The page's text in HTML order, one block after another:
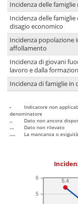
Incidenza delle
Incidenza delle
disagio economico
Incidenza popolazione
affollamento
Incidenza di giovani
lavoro e dalla
Incidenza di famiglie in
-
Indicatore non
denominatore
..
Dato non ancora
...
Dato non rilevato
....
La mancanza o
5
6
5.4